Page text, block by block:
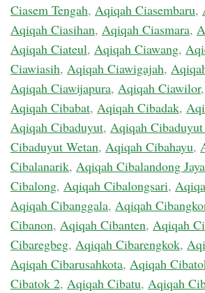
Ciasem Tengah, Aqiqah Ciasembaru,
Aqiqah Ciasihan, Aqiqah Ciasmara,
Aqiqah Ciateul, Aqiqah Ciawang,
Ciawiasih, Aqiqah Ciawigajah,
Aqiqah Ciawijapura, Aqiqah Ciawilor,
Aqiqah Cibabat, Aqiqah Cibadak,
Aqiqah Cibaduyut, Aqiqah
Cibaduyut Wetan, Aqiqah Cibahayu,
Cibalanarik, Aqiqah Cibalandong Jaya
Cibalong, Aqiqah Cibalongsari,
Aqiqah Cibanggala, Aqiqah
Cibanon, Aqiqah Cibanten, Aqiqah
Cibaregbeg, Aqiqah Cibarengkok,
Aqiqah Cibarusahkota, Aqiqah
Cibatok 2, Aqiqah Cibatu, Aqiqah